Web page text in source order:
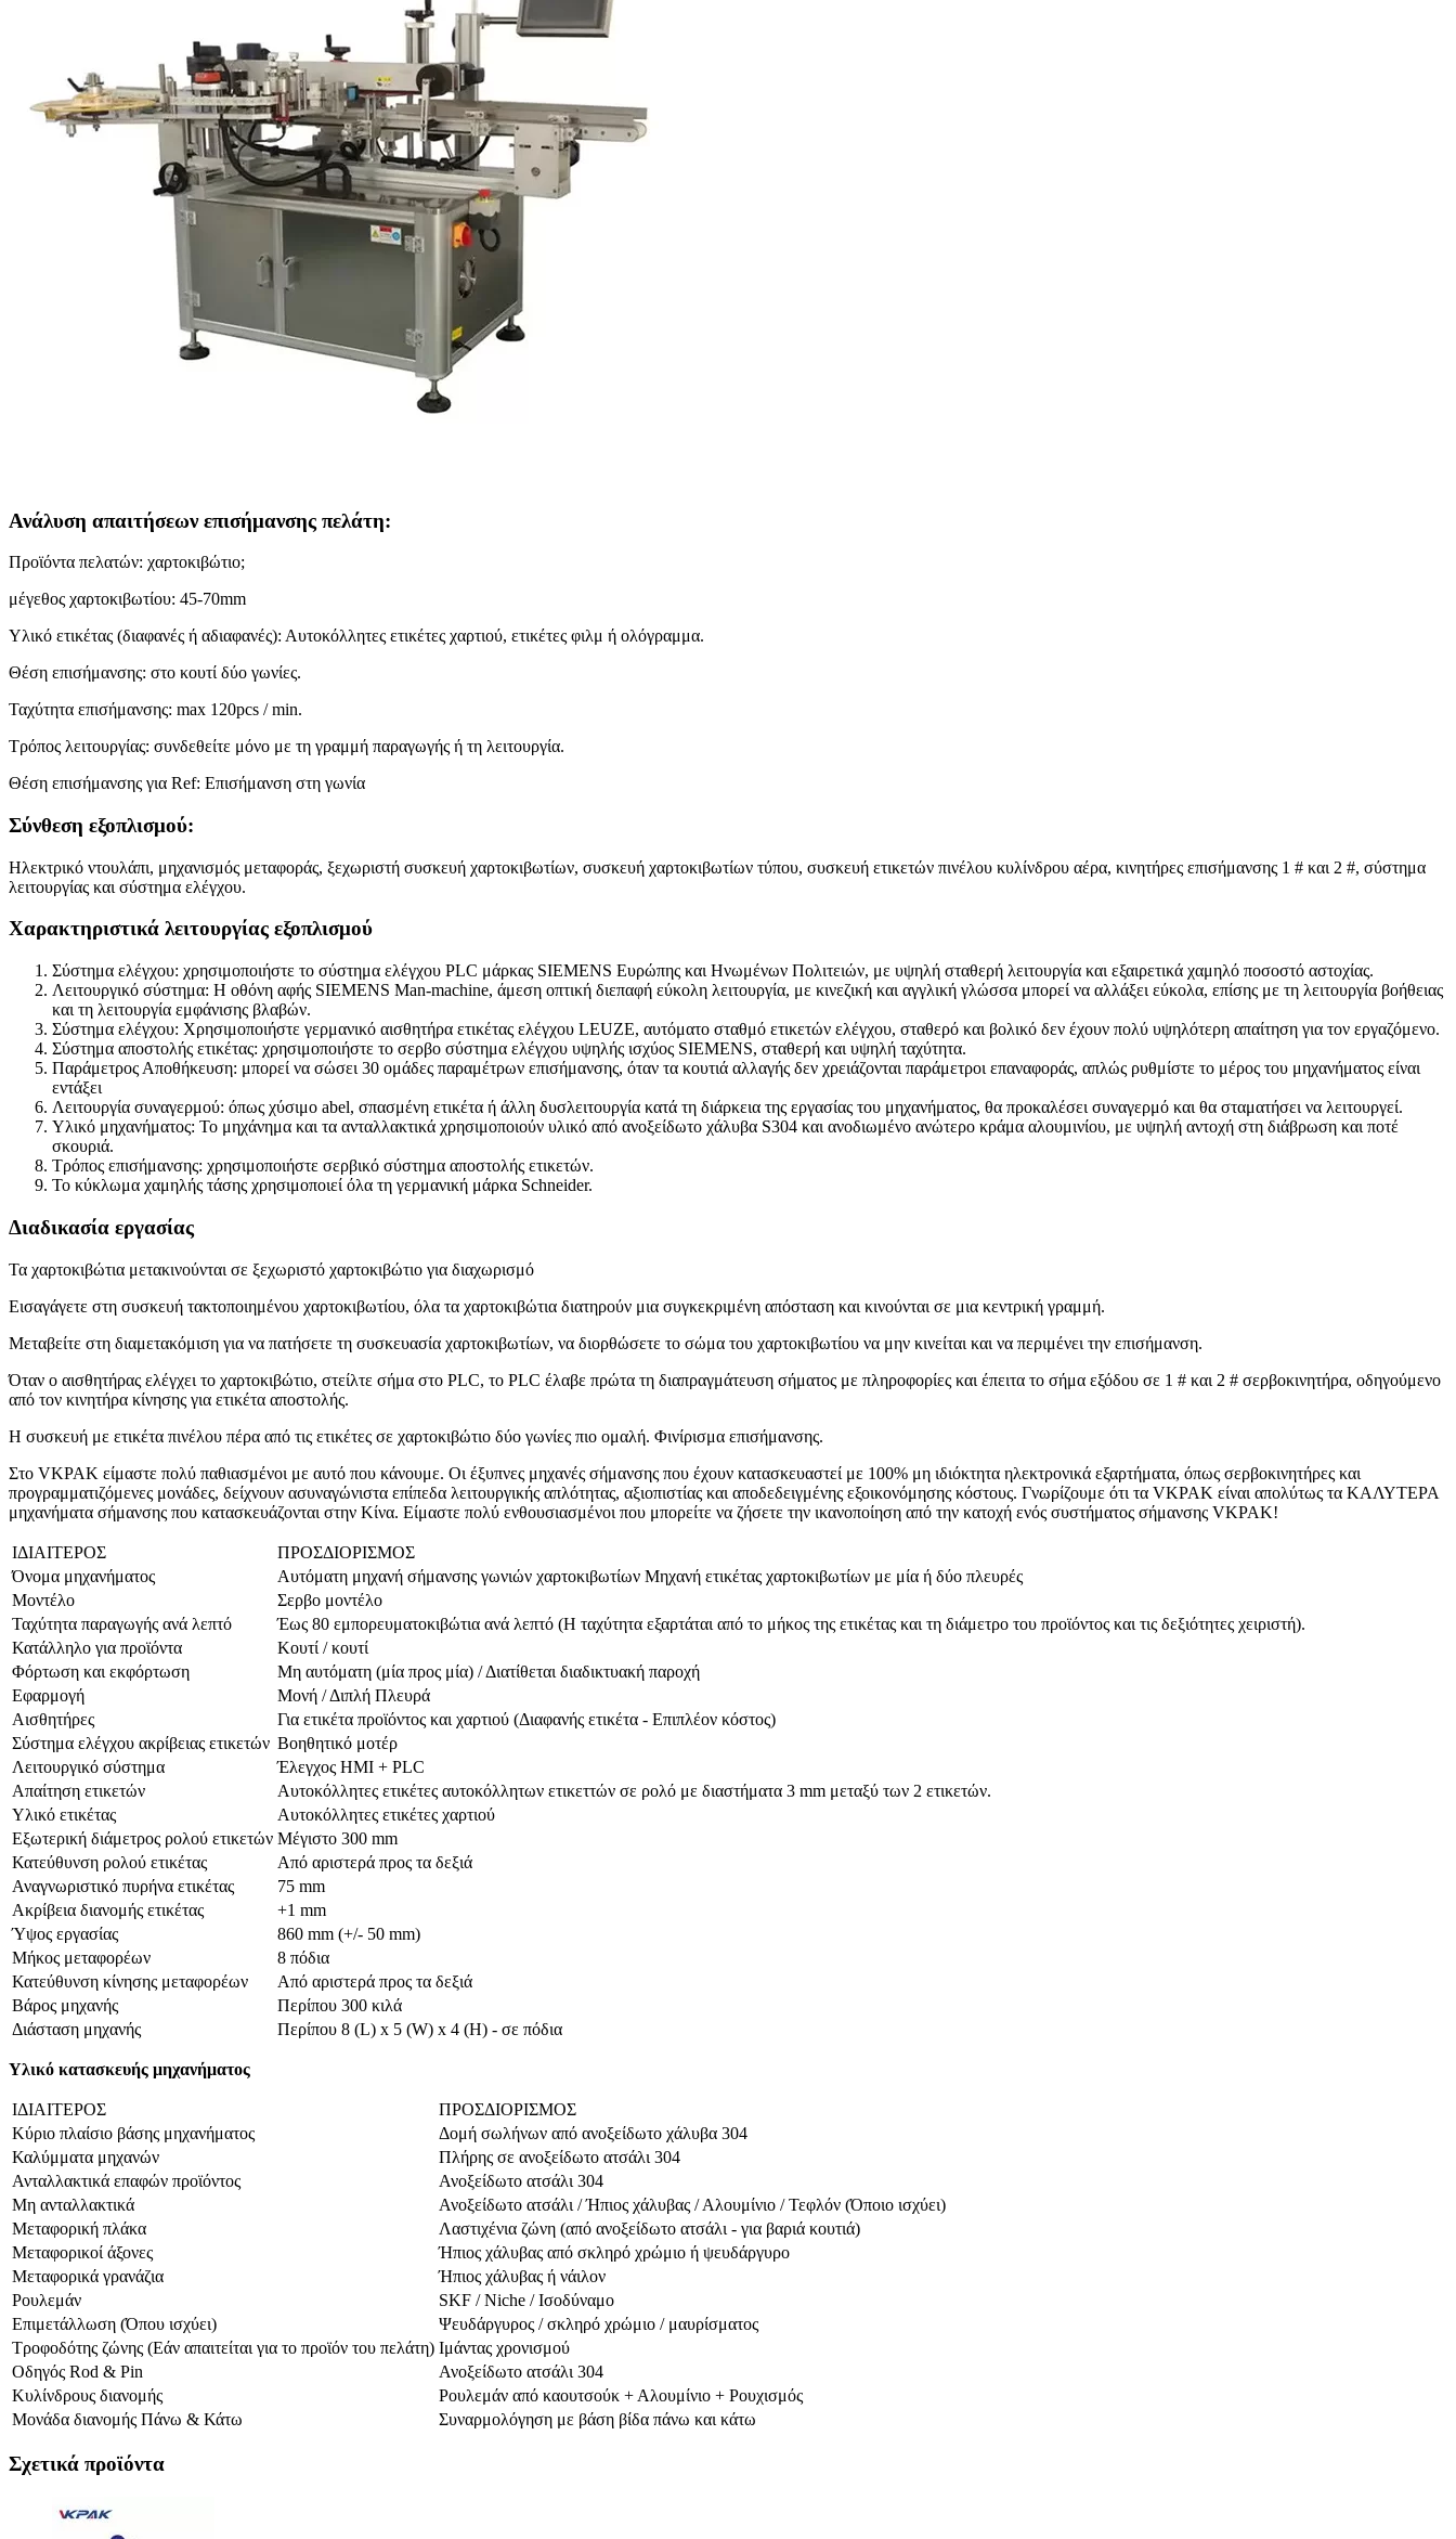
Ανάλυση απαιτήσεων επισήμανσης πελάτη:
Προϊόντα πελατών: χαρτοκιβώτιο;
μέγεθος χαρτοκιβωτίου: 45-70mm
Υλικό ετικέτας (διαφανές ή αδιαφανές): Αυτοκόλλητες ετικέτες χαρτιού, ετικέτες φιλμ ή ολόγραμμα.
Θέση επισήμανσης: στο κουτί δύο γωνίες.
Ταχύτητα επισήμανσης: max 120pcs / min.
Τρόπος λειτουργίας: συνδεθείτε μόνο με τη γραμμή παραγωγής ή τη λειτουργία.
Θέση επισήμανσης για Ref: Επισήμανση στη γωνία
Σύνθεση εξοπλισμού:
Ηλεκτρικό ντουλάπι, μηχανισμός μεταφοράς, ξεχωριστή συσκευή χαρτοκιβωτίων, συσκευή χαρτοκιβωτίων τύπου, συσκευή ετικετών πινέλου κυλίνδρου αέρα, κινητήρες επισήμανσης 1 # και 2 #, σύστημα
λειτουργίας και σύστημα ελέγχου.
Χαρακτηριστικά λειτουργίας εξοπλισμού
Σύστημα ελέγχου: χρησιμοποιήστε το σύστημα ελέγχου PLC μάρκας SIEMENS Ευρώπης και Ηνωμένων Πολιτειών, με υψηλή σταθερή λειτουργία και εξαιρετικά χαμηλό ποσοστό αστοχίας.
Λειτουργικό σύστημα: Η οθόνη αφής SIEMENS Man-machine, άμεση οπτική διεπαφή εύκολη λειτουργία, με κινεζική και αγγλική γλώσσα μπορεί να αλλάξει εύκολα, επίσης με τη λειτουργία βοήθειας
και τη λειτουργία εμφάνισης βλαβών.
Σύστημα ελέγχου: Χρησιμοποιήστε γερμανικό αισθητήρα ετικέτας ελέγχου LEUZE, αυτόματο σταθμό ετικετών ελέγχου, σταθερό και βολικό δεν έχουν πολύ υψηλότερη απαίτηση για τον εργαζόμενο.
Σύστημα αποστολής ετικέτας: χρησιμοποιήστε το σερβο σύστημα ελέγχου υψηλής ισχύος SIEMENS, σταθερή και υψηλή ταχύτητα.
Παράμετρος Αποθήκευση: μπορεί να σώσει 30 ομάδες παραμέτρων επισήμανσης, όταν τα κουτιά αλλαγής δεν χρειάζονται παράμετροι επαναφοράς, απλώς ρυθμίστε το μέρος του μηχανήματος είναι
εντάξει
Λειτουργία συναγερμού: όπως χύσιμο abel, σπασμένη ετικέτα ή άλλη δυσλειτουργία κατά τη διάρκεια της εργασίας του μηχανήματος, θα προκαλέσει συναγερμό και θα σταματήσει να λειτουργεί.
Υλικό μηχανήματος: Το μηχάνημα και τα ανταλλακτικά χρησιμοποιούν υλικό από ανοξείδωτο χάλυβα S304 και ανοδιωμένο ανώτερο κράμα αλουμινίου, με υψηλή αντοχή στη διάβρωση και ποτέ
σκουριά.
Τρόπος επισήμανσης: χρησιμοποιήστε σερβικό σύστημα αποστολής ετικετών.
Το κύκλωμα χαμηλής τάσης χρησιμοποιεί όλα τη γερμανική μάρκα Schneider.
Διαδικασία εργασίας
Τα χαρτοκιβώτια μετακινούνται σε ξεχωριστό χαρτοκιβώτιο για διαχωρισμό
Εισαγάγετε στη συσκευή τακτοποιημένου χαρτοκιβωτίου, όλα τα χαρτοκιβώτια διατηρούν μια συγκεκριμένη απόσταση και κινούνται σε μια κεντρική γραμμή.
Μεταβείτε στη διαμετακόμιση για να πατήσετε τη συσκευασία χαρτοκιβωτίων, να διορθώσετε το σώμα του χαρτοκιβωτίου να μην κινείται και να περιμένει την επισήμανση.
Όταν ο αισθητήρας ελέγχει το χαρτοκιβώτιο, στείλτε σήμα στο PLC, το PLC έλαβε πρώτα τη διαπραγμάτευση σήματος με πληροφορίες και έπειτα το σήμα εξόδου σε 1 # και 2 # σερβοκινητήρα, οδηγούμενο
από τον κινητήρα κίνησης για ετικέτα αποστολής.
Η συσκευή με ετικέτα πινέλου πέρα από τις ετικέτες σε χαρτοκιβώτιο δύο γωνίες πιο ομαλή. Φινίρισμα επισήμανσης.
Στο VKPAK είμαστε πολύ παθιασμένοι με αυτό που κάνουμε. Οι έξυπνες μηχανές σήμανσης που έχουν κατασκευαστεί με 100% μη ιδιόκτητα ηλεκτρονικά εξαρτήματα, όπως σερβοκινητήρες και
προγραμματιζόμενες μονάδες, δείχνουν ασυναγώνιστα επίπεδα λειτουργικής απλότητας, αξιοπιστίας και αποδεδειγμένης εξοικονόμησης κόστους. Γνωρίζουμε ότι τα VKPAK είναι απολύτως τα ΚΑΛΥΤΕΡΑ
μηχανήματα σήμανσης που κατασκευάζονται στην Κίνα. Είμαστε πολύ ενθουσιασμένοι που μπορείτε να ζήσετε την ικανοποίηση από την κατοχή ενός συστήματος σήμανσης VKPAK!
ΙΔΙΑΙΤΕΡΟΣ
ΠΡΟΣΔΙΟΡΙΣΜΟΣ
Όνομα μηχανήματος
Αυτόματη μηχανή σήμανσης γωνιών χαρτοκιβωτίων Μηχανή ετικέτας χαρτοκιβωτίων με μία ή δύο πλευρές
Μοντέλο
Σερβο μοντέλο
Ταχύτητα παραγωγής ανά λεπτό
Έως 80 εμπορευματοκιβώτια ανά λεπτό (Η ταχύτητα εξαρτάται από το μήκος της ετικέτας και τη διάμετρο του προϊόντος και τις δεξιότητες χειριστή).
Κατάλληλο για προϊόντα
Κουτί / κουτί
Φόρτωση και εκφόρτωση
Μη αυτόματη (μία προς μία) / Διατίθεται διαδικτυακή παροχή
Εφαρμογή
Μονή / Διπλή Πλευρά
Αισθητήρες
Για ετικέτα προϊόντος και χαρτιού (Διαφανής ετικέτα - Επιπλέον κόστος)
Σύστημα ελέγχου ακρίβειας ετικετών Βοηθητικό μοτέρ
Λειτουργικό σύστημα
Έλεγχος HMI + PLC
Απαίτηση ετικετών
Αυτοκόλλητες ετικέτες αυτοκόλλητων ετικεττών σε ρολό με διαστήματα 3 mm μεταξύ των 2 ετικετών.
Υλικό ετικέτας
Αυτοκόλλητες ετικέτες χαρτιού
Εξωτερική διάμετρος ρολού ετικετών Μέγιστο 300 mm
Κατεύθυνση ρολού ετικέτας
Από αριστερά προς τα δεξιά
Αναγνωριστικό πυρήνα ετικέτας
75 mm
Ακρίβεια διανομής ετικέτας
+1 mm
Ύψος εργασίας
860 mm (+/- 50 mm)
Μήκος μεταφορέων
8 πόδια
Κατεύθυνση κίνησης μεταφορέων
Από αριστερά προς τα δεξιά
Βάρος μηχανής
Περίπου 300 κιλά
Διάσταση μηχανής
Περίπου 8 (L) x 5 (W) x 4 (H) - σε πόδια
Υλικό κατασκευής μηχανήματος
ΙΔΙΑΙΤΕΡΟΣ
ΠΡΟΣΔΙΟΡΙΣΜΟΣ
Κύριο πλαίσιο βάσης μηχανήματος
Δομή σωλήνων από ανοξείδωτο χάλυβα 304
Καλύμματα μηχανών
Πλήρης σε ανοξείδωτο ατσάλι 304
Ανταλλακτικά επαφών προϊόντος
Ανοξείδωτο ατσάλι 304
Μη ανταλλακτικά
Ανοξείδωτο ατσάλι / Ήπιος χάλυβας / Αλουμίνιο / Τεφλόν (Όποιο ισχύει)
Μεταφορική πλάκα
Λαστιχένια ζώνη (από ανοξείδωτο ατσάλι - για βαριά κουτιά)
Μεταφορικοί άξονες
Ήπιος χάλυβας από σκληρό χρώμιο ή ψευδάργυρο
Μεταφορικά γρανάζια
Ήπιος χάλυβας ή νάιλον
Ρουλεμάν
SKF / Niche / Ισοδύναμο
Επιμετάλλωση (Όπου ισχύει)
Ψευδάργυρος / σκληρό χρώμιο / μαυρίσματος
Τροφοδότης ζώνης (Εάν απαιτείται για το προϊόν του πελάτη) Ιμάντας χρονισμού
Οδηγός Rod & Pin
Ανοξείδωτο ατσάλι 304
Κυλίνδρους διανομής
Ρουλεμάν από καουτσούκ + Αλουμίνιο + Ρουχισμός
Μονάδα διανομής Πάνω & Κάτω
Συναρμολόγηση με βάση βίδα πάνω και κάτω
Σχετικά προϊόντα